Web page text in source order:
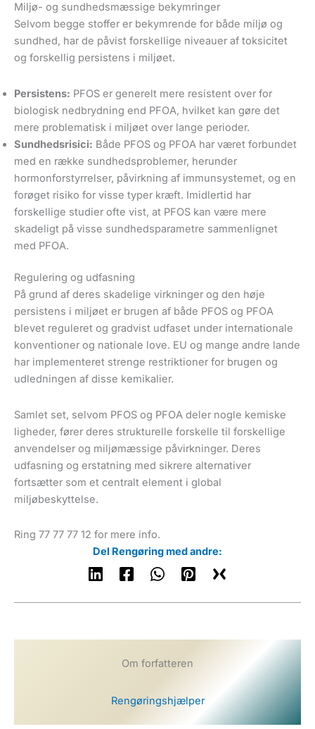
Miljø- og sundhedsmæssige bekymringer
Selvom begge stoffer er bekymrende for både miljø og
sundhed, har de påvist forskellige niveauer af toksicitet
og forskellig persistens i miljøet.
Persistens: PFOS er generelt mere resistent over for
biologisk nedbrydning end PFOA, hvilket kan gøre det
mere problematisk i miljøet over lange perioder.
Sundhedsrisici: Både PFOS og PFOA har været forbundet
med en række sundhedsproblemer, herunder
hormonforstyrrelser, påvirkning af immunsystemet, og en
forøget risiko for visse typer kræft. Imidlertid har
forskellige studier ofte vist, at PFOS kan være mere
skadeligt på visse sundhedsparametre sammenlignet
med PFOA.
Regulering og udfasning
På grund af deres skadelige virkninger og den høje
persistens i miljøet er brugen af både PFOS og PFOA
blevet reguleret og gradvist udfaset under internationale
konventioner og nationale love. EU og mange andre lande
har implementeret strenge restriktioner for brugen og
udledningen af disse kemikalier.
Samlet set, selvom PFOS og PFOA deler nogle kemiske
ligheder, fører deres strukturelle forskelle til forskellige
anvendelser og miljømæssige påvirkninger. Deres
udfasning og erstatning med sikrere alternativer
fortsætter som et centralt element i global
miljøbeskyttelse.
Ring 77 77 77 12 for mere info.
Del Rengøring med andre:
Om forfatteren
Rengøringshjælper